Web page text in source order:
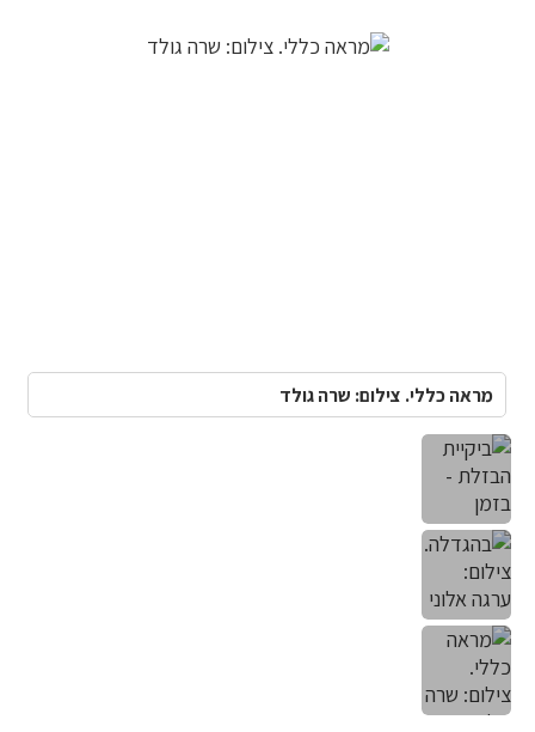
מראה כללי. צילום: שרה גולד